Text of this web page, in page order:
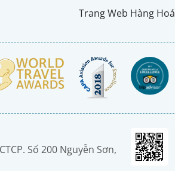
Trang Web Hàng Hoá
Số 200 Nguyễn Sơn,